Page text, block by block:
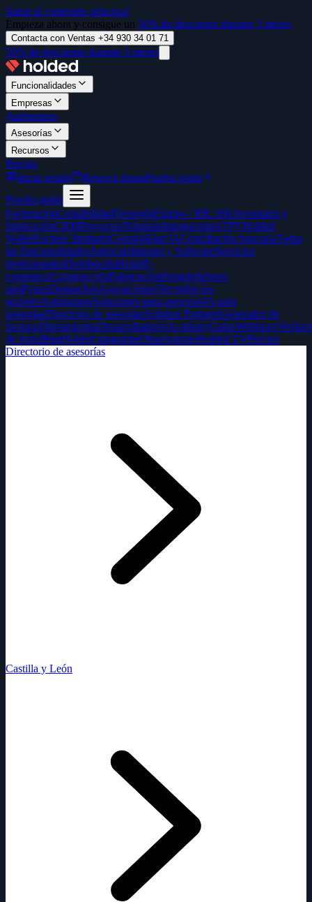
Saltar al contenido principal
Empieza ahora y consigue un 50% de descuento durante 3 meses
Contacta con Ventas +34 930 34 01 71
50% de descuento durante 3 meses
Funcionalidades
Empresas
Autónomos
Asesorías
Recursos
Precios
Inicia sesión
Reserva demoPrueba gratis
Prueba gratis
FacturaciónContabilidadTesoreríaEquipo / RR. HH.Inventario y
fabricaciónCRMProyectosNóminasIntegracionesTPVHolded
WalletEscáner ilimitadoContabilidad IAConciliación bancariaTodas
las funcionalidadesAgenciasInternet y SoftwareServicios
profesionalesDistribuciónRetailE-
commerceConstrucciónFabricaciónHosteleríaStart-
upsPymesDespachosAsociacionesVer todos los
sectoresAutónomosSoluciones para asesoríasIA para
asesoríasDirectorio de asesoríasSolution PartnersGenerador de
facturasHerramientasDesarrolladoresAcademyGuíasWebinars
de éxitoBlogHolded magazineObservatorioHolded TVPrecios
Directorio de asesorías
Castilla y León